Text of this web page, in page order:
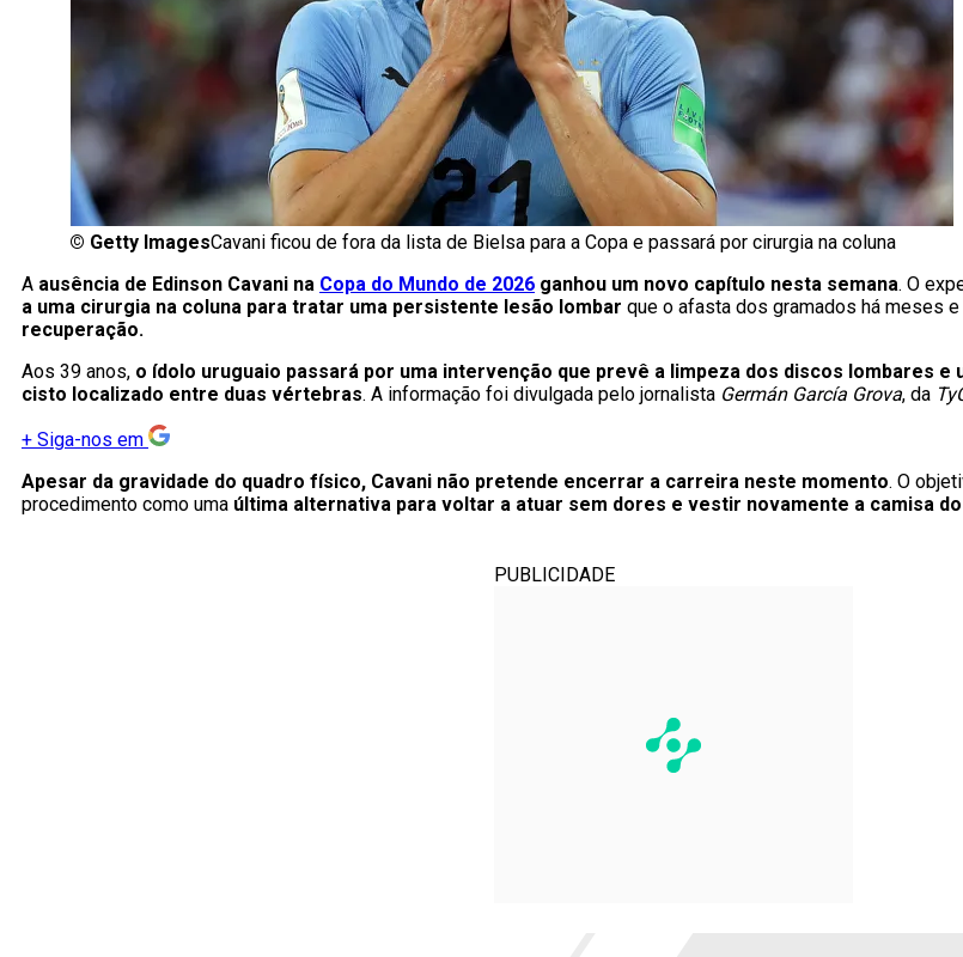
© Getty ImagesCavani ficou de fora da lista de Bielsa para a Copa e passará por cirurgia na coluna
A ausência de Edinson Cavani na Copa do Mundo de 2026 ganhou um novo capítulo nesta semana. O
a uma cirurgia na coluna para tratar uma persistente lesão lombar que o afasta dos gramados há meses e
recuperação.
Aos 39 anos, o ídolo uruguaio passará por uma intervenção que prevê a limpeza dos discos lombares
cisto localizado entre duas vértebras. A informação foi divulgada pelo jornalista Germán García Grova, da
+ Siga-nos em
Apesar da gravidade do quadro físico, Cavani não pretende encerrar a carreira neste momento. O
procedimento como uma última alternativa para voltar a atuar sem dores e vestir novamente a camisa
PUBLICIDADE